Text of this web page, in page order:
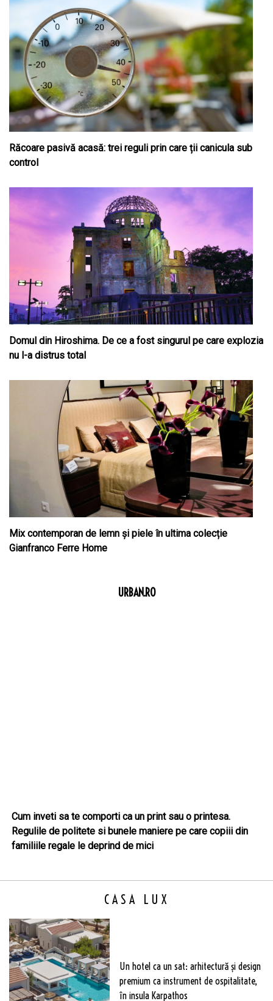
Răcoare pasivă acasă: trei reguli prin care ții canicula sub
control
Domul din Hiroshima. De ce a fost singurul pe care explozia
nu l-a distrus total
Mix contemporan de lemn şi piele în ultima colecție
Gianfranco Ferre Home
URBAN.RO
Cum inveti sa te comporti ca un print sau o printesa.
Regulile de politete si bunele maniere pe care copiii din
familiile regale le deprind de mici
CASA LUX
Un hotel ca un sat: arhitectură și design
premium ca instrument de ospitalitate,
în insula Karpathos